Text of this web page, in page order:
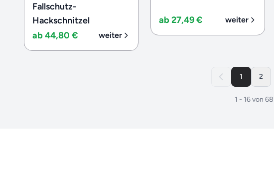
Fallschutz-
Hackschnitzel
ab 44,80 €
weiter
ab 27,49 € weiter
1 2
1 - 16von 68